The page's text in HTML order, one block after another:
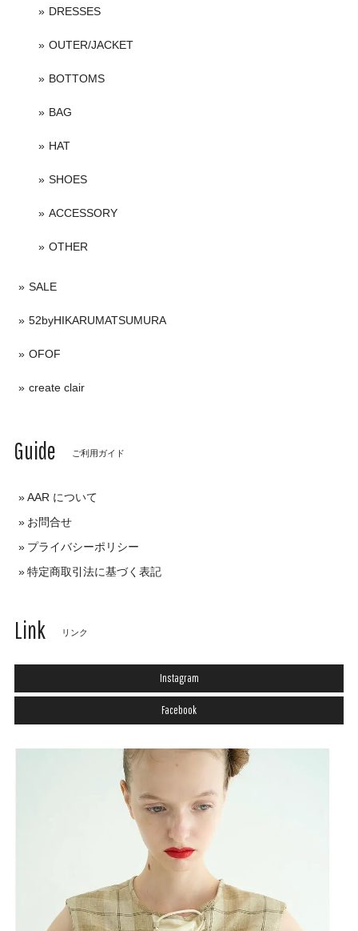
DRESSES
OUTER/JACKET
BOTTOMS
BAG
HAT
SHOES
ACCESSORY
OTHER
SALE
52byHIKARUMATSUMURA
OFOF
create clair
Guide ご利用ガイド
AAR について
お問合せ
プライバシーポリシー
特定商取引法に基づく表記
Link リンク
Instagram
Facebook